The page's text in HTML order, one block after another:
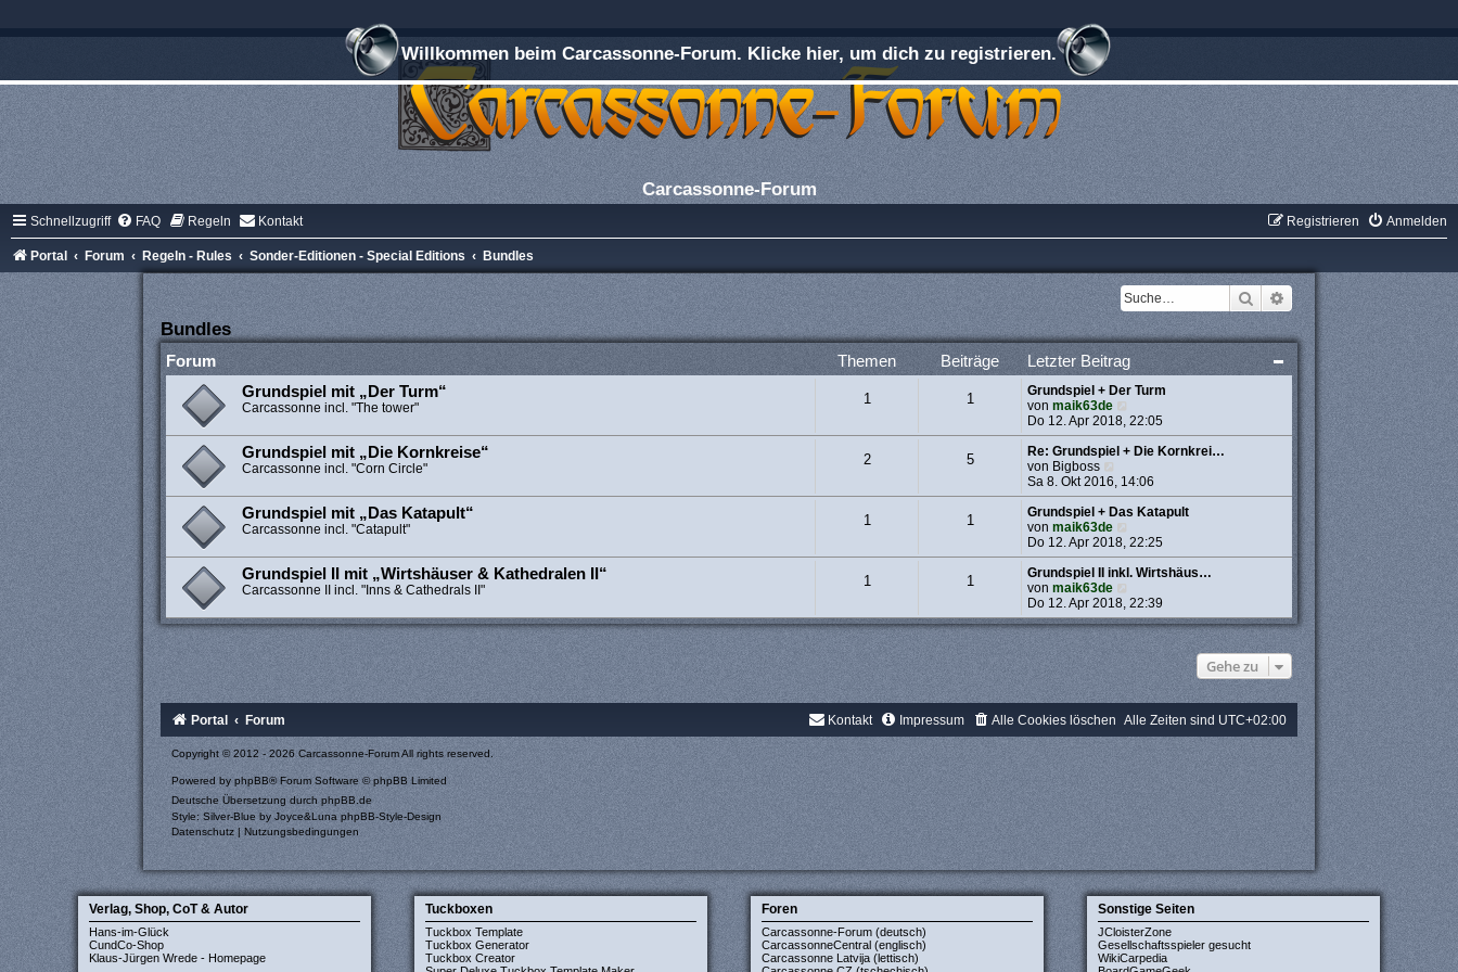
Willkommen beim Carcassonne-Forum. Klicke hier, um dich zu registrieren.
Carcassonne-Forum
Schnellzugriff FAQ Regeln Kontakt Anmelden
Registrieren
Portal Forum Regeln - Rules Sonder-Editionen - Special Editions Bundles
Suche
Erweiterte Suche
Bundles
Forum Themen Beiträge Letzter Beitrag
Grundspiel mit „Der Turm“
Carcassonne incl. "The tower"
1 1
Grundspiel + Der Turm
vonmaik63de
e
u
e
t
e
r
e
i
t
a
g
Do 12. Apr 2018, 22:05
Grundspiel mit „Die Kornkreise“
Carcassonne incl. "Corn Circle"
2 5
Re: Grundspiel + Die Kornkrei…
von Bigboss
e
u
e
s
t
e
r
B
e
i
t
r
Sa 8. Okt 2016, 14:06
Grundspiel mit „Das Katapult“
Carcassonne incl. "Catapult"
1 1
Grundspiel + Das Katapult
vonmaik63de
e
u
e
t
e
r
B
e
t
a
g
Do 12. Apr 2018, 22:25
Grundspiel II mit „Wirtshäuser & Kathedralen II“
Carcassonne II incl. "Inns & Cathedrals II"
1 1
Grundspiel II inkl. Wirtshäus…
vonmaik63de
e
u
e
s
t
e
r
e
i
t
r
a
g
Do 12. Apr 2018, 22:39
Gehe zu
Portal Forum Alle Zeiten sind UTC+02:00
Alle Cookies löschen
Impressum
Kontakt
Copyright © 2012 - 2026 Carcassonne-Forum All rights reserved.
Powered by phpBB® Forum Software © phpBB Limited
Deutsche Übersetzung durch phpBB.de
Style: Silver-Blue by Joyce&Luna phpBB-Style-Design
Datenschutz | Nutzungsbedingungen
Verlag, Shop, CoT & Autor
Hans-im-Glück
CundCo-Shop
Klaus-Jürgen Wrede - Homepage
Tuckboxen
Tuckbox Template
Tuckbox Generator
Tuckbox Creator
Foren
Carcassonne-Forum (deutsch)
CarcassonneCentral (englisch)
Carcassonne Latvija (lettisch)
Sonstige Seiten
JCloisterZone
Gesellschaftsspieler gesucht
WikiCarpedia